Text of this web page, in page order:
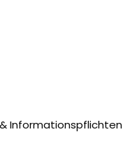
Informationspflichten